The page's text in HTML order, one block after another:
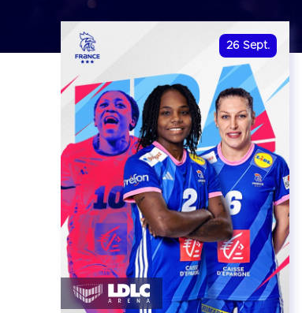
26 Sept.